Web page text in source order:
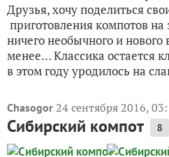
Друзья, хочу поделиться
приготовления компотов на
ничего необычного и нового
менее… Классика остается
в этом году уродилось на
Chasogor 24 сентября 2016,
Сибирский компот 8